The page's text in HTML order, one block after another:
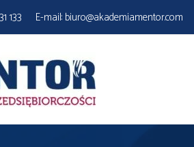
133 E-mail: biuro@akademiamentor.com